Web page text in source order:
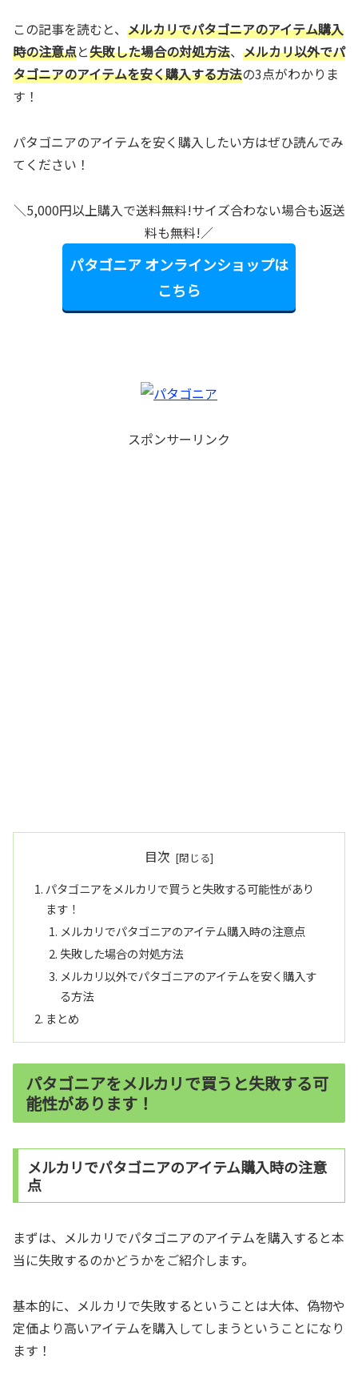
この記事を読むと、 メルカリでパタゴニアのアイテム購入
時の注意点と失敗した場合の対処方法、 メルカリ以外でパ
タゴニアのアイテムを安く購入する方法の3点がわかりま
す！
パタゴニアのアイテムを安く購入したい方はぜひ読んでみ
てください！
＼5,000円以上購入で送料無料!サイズ合わない場合も返送
料も無料!／
パタゴニア オンラインショップは
こちら
スポンサーリンク
目次
パタゴニアをメルカリで買うと失敗する可能性があり
ます！
メルカリでパタゴニアのアイテム購入時の注意点
失敗した場合の対処方法
メルカリ以外でパタゴニアのアイテムを安く購入す
る方法
まとめ
パタゴニアをメルカリで買うと失敗する可
能性があります！
メルカリでパタゴニアのアイテム購入時の注意
点
まずは、メルカリでパタゴニアのアイテムを購入すると本
当に失敗するのかどうかをご紹介します。
基本的に、メルカリで失敗するということは大体、偽物や
定価より高いアイテムを購入してしまうということになり
ます！